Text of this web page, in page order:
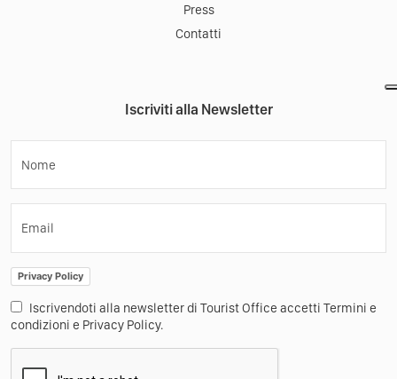
Press
Contatti
Iscriviti alla Newsletter
Nome
Email
Privacy Policy
Iscrivendoti alla newsletter di Tourist Office accetti Termini e
condizioni e Privacy Policy.